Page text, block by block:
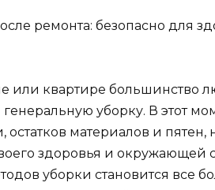
ремонта: безопасно для
или квартире большинство
уборку. В этот
остатков материалов и пятен,
здоровья и окружающей
уборки становится все